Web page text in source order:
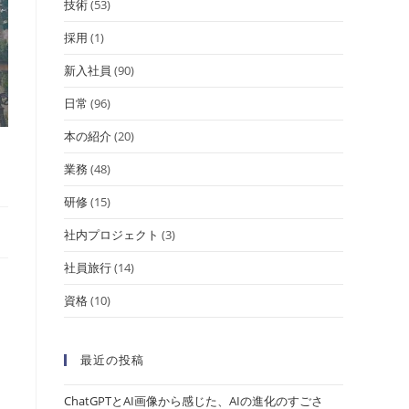
技術(53)
採用 (1)
新入社員 (90)
日常 (96)
本の紹介(20)
業務(48)
研修(15)
社内プロジェクト (3)
社員旅行(14)
資格(10)
最近の投稿
ChatGPTとAI画像から感じた、AIの進化のすごさ